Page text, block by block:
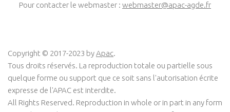
Pour contacter le webmaster : webmaster@apac-agde.fr
Copyright © 2017-2023 byApac.
Tous droits réservés. La reproduction totale ou partielle sous
quelque forme ou support que ce soit sans l'autorisation écrite
expresse de l'APAC est interdite.
All Rights Reserved. Reproduction in whole or in part in any form